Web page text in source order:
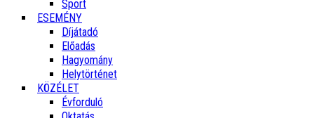
Sport
ESEMÉNY
Díjátadó
Előadás
Hagyomány
Helytörténet
KÖZÉLET
Évforduló